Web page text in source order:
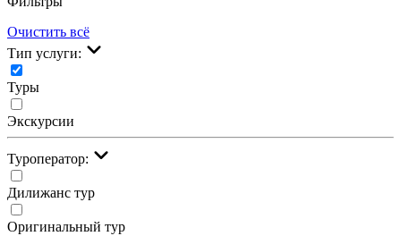
Очистить всё
Тип услуги:
Туры
Экскурсии
Туроператор:
Дилижанс тур
Оригинальный тур